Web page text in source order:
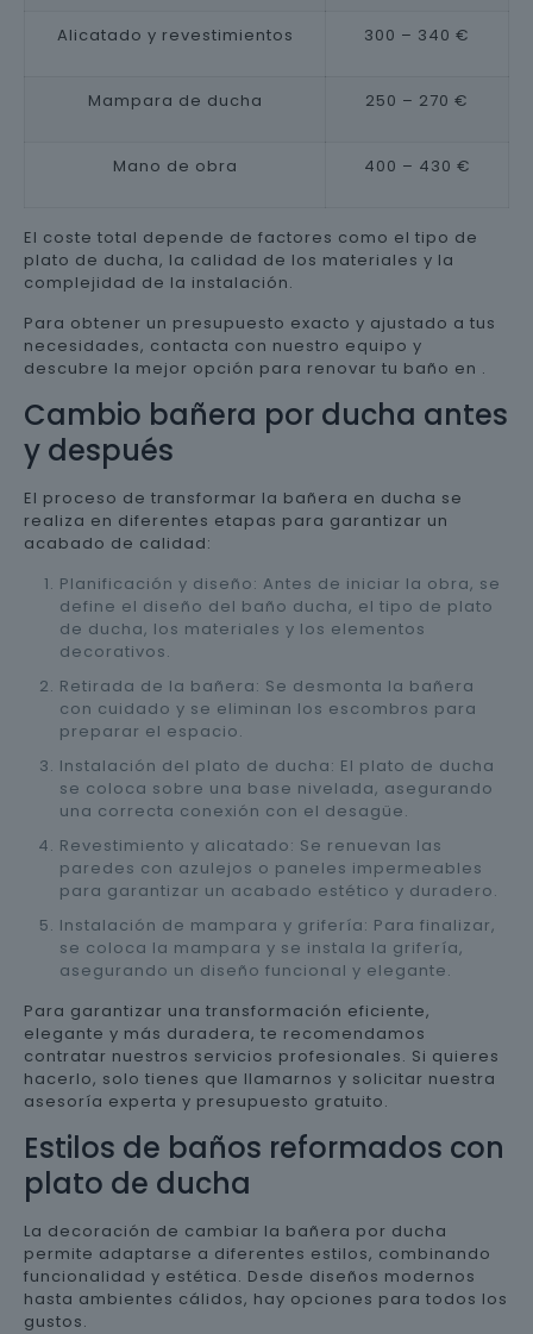
Alicatado y revestimientos 300 – 340 €
Mampara de ducha 250 – 270 €
Mano de obra 400 – 430 €
El coste total depende de factores como el tipo de
plato de ducha, la calidad de los materiales y la
complejidad de la instalación.
Para obtener un presupuesto exacto y ajustado a tus
necesidades, contacta con nuestro equipo y
descubre la mejor opción para renovar tu baño en .
Cambio bañera por ducha antes
y después
El proceso de transformar la bañera en ducha se
realiza en diferentes etapas para garantizar un
acabado de calidad:
Planificación y diseño: Antes de iniciar la obra, se
define el diseño del baño ducha, el tipo de plato
de ducha, los materiales y los elementos
decorativos.
Retirada de la bañera: Se desmonta la bañera
con cuidado y se eliminan los escombros para
preparar el espacio.
Instalación del plato de ducha: El plato de ducha
se coloca sobre una base nivelada, asegurando
una correcta conexión con el desagüe.
Revestimiento y alicatado: Se renuevan las
paredes con azulejos o paneles impermeables
para garantizar un acabado estético y duradero.
Instalación de mampara y grifería: Para finalizar,
se coloca la mampara y se instala la grifería,
asegurando un diseño funcional y elegante.
Para garantizar una transformación eficiente,
elegante y más duradera, te recomendamos
contratar nuestros servicios profesionales. Si quieres
hacerlo, solo tienes que llamarnos y solicitar nuestra
asesoría experta y presupuesto gratuito.
Estilos de baños reformados con
plato de ducha
La decoración de cambiar la bañera por ducha
permite adaptarse a diferentes estilos, combinando
funcionalidad y estética. Desde diseños modernos
hasta ambientes cálidos, hay opciones para todos los
gustos.